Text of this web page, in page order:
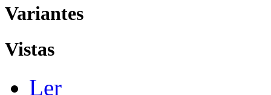
Variantes
Vistas
Ler